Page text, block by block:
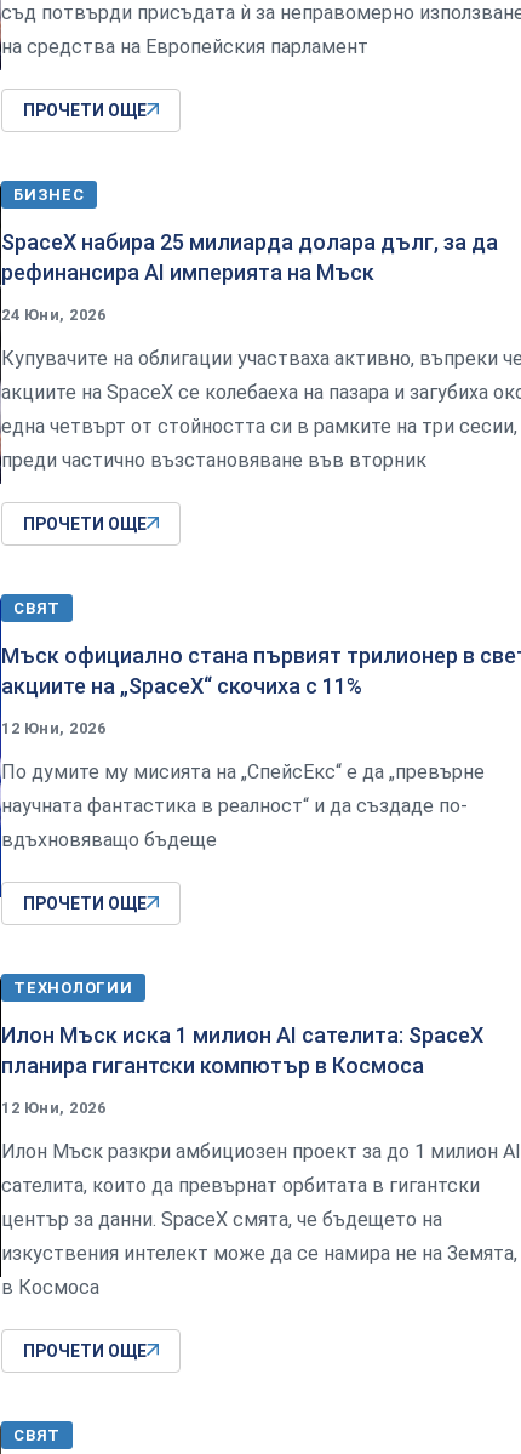
съд потвърди присъдата ѝ за неправомерно
на средства на Европейския парламент
ПРОЧЕТИ ОЩЕ
БИЗНЕС
SpaceX набира 25 милиарда долара дълг, за да
рефинансира AI империята на Мъск
24 Юни, 2026
Купувачите на облигации участваха активно, въпреки
акциите на SpaceX се колебаеха на пазара и загубиха
една четвърт от стойността си в рамките на три сесии,
преди частично възстановяване във вторник
ПРОЧЕТИ ОЩЕ
СВЯТ
Мъск официално стана първият трилионер в
акциите на „SpaceX“ скочиха с 11%
12 Юни, 2026
По думите му мисията на „СпейсЕкс“ е да „превърне
научната фантастика в реалност“ и да създаде по-
вдъхновяващо бъдеще
ПРОЧЕТИ ОЩЕ
ТЕХНОЛОГИИ
Илон Мъск иска 1 милион AI сателита: SpaceX
планира гигантски компютър в Космоса
12 Юни, 2026
Илон Мъск разкри амбициозен проект за до 1 милион AI
сателита, които да превърнат орбитата в гигантски
център за данни. SpaceX смята, че бъдещето на
изкуствения интелект може да се намира не на Земята,
в Космоса
ПРОЧЕТИ ОЩЕ
СВЯТ